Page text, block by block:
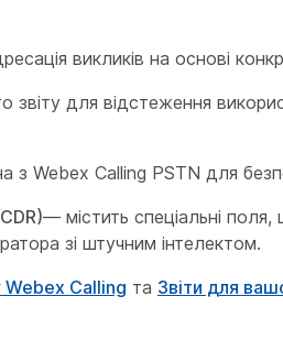
викликів на основі
для відстеження
з Webex Calling PSTN для
— містить спеціальні
зі штучним інтелектом.
Webex Calling та Звіти для